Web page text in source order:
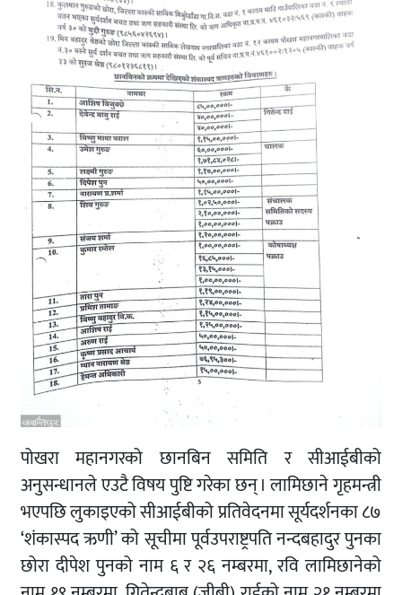
पोखरा महानगरको छानबिन समिति र सीआईबीको
अनुसन्धानले एउटै विषय पुष्टि गरेका छन् । लामिछाने गृहमन्त्री
भएपछि लुकाइएको सीआईबीको प्रतिवेदनमा सूर्यदर्शनका ८७
‘शंकास्पद ऋणी’ को सूचीमा पूर्वउपराष्ट्रपति नन्दबहादुर पुनका
छोरा दीपेश पुनको नाम ६ र २६ नम्बरमा, रवि लामिछानेको